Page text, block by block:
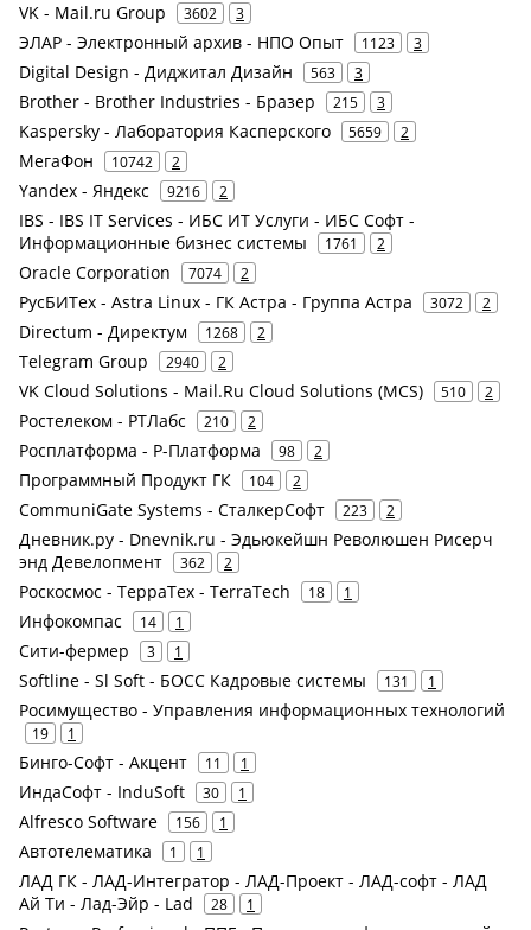
VK - Mail.ru Group 3602 3
ЭЛАР - Электронный архив - НПО Опыт 1123 3
Digital Design - Диджитал Дизайн 563 3
Brother - Brother Industries - Бразер 215 3
Kaspersky - Лаборатория Касперского 5659 2
МегаФон 10742 2
Yandex - Яндекс 9216 2
IBS - IBS IT Services - ИБС ИТ Услуги - ИБС Софт -
Информационные бизнес системы
1761 2
Oracle Corporation 7074 2
РусБИТех - Astra Linux - ГК Астра - Группа Астра 3072 2
Directum - Директум 1268 2
Telegram Group 2940 2
VK Cloud Solutions - Mail.Ru Cloud Solutions (MCS) 510 2
Ростелеком - РТЛабс 210 2
Росплатформа - Р-Платформа 98 2
Программный Продукт ГК 104 2
CommuniGate Systems - СталкерСофт 223 2
Дневник.ру - Dnevnik.ru - Эдьюкейшн Революшен Рисерч
энд Девелопмент
362 2
Роскосмос - ТерраТех - TerraTech 18 1
Инфокомпас 14 1
Сити-фермер 3 1
Softline - Sl Soft - БОСС Кадровые системы 131 1
Росимущество - Управления информационных технологий
19 1
Бинго-Софт - Акцент 11 1
ИндаСофт - InduSoft 30 1
Alfresco Software 156 1
Автотелематика 1 1
ЛАД ГК - ЛАД-Интегратор - ЛАД-Проект - ЛАД-софт - ЛАД
Ай Ти - Лад-Эйр - Lad
28 1